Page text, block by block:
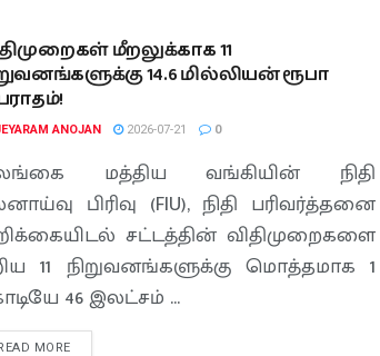
மீறலுக்காக 11
14.6 மில்லியன் ரூபா
ANOJAN 2026-07-21 0
மத்திய வங்கியின் நிதி
பிரிவு (FIU), நிதி பரிவர்த்தனை
சட்டத்தின் விதிமுறைகளை
11 நிறுவனங்களுக்கு மொத்தமாக 1
46 இலட்சம் ...
MORE